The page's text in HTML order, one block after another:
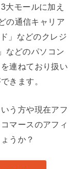
大モールに加え
の通信キャリア
」などのクレジ
などのパソコン
連ねており扱い
きます。
う方や現在アフ
マースのアフィ
うか？